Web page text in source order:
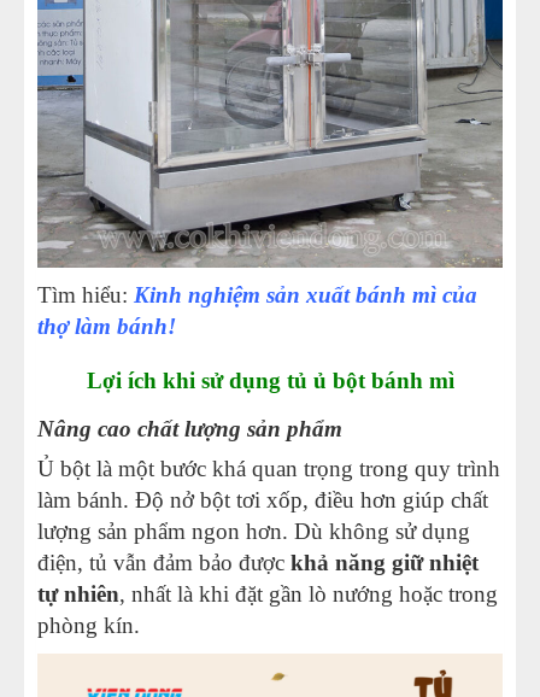
Tìm hiểu: Kinh nghiệm sản xuất bánh mì của
thợ làm bánh!
Lợi ích khi sử dụng tủ ủ bột bánh mì
Nâng cao chất lượng sản phẩm
Ủ bột là một bước khá quan trọng trong quy trình
làm bánh. Độ nở bột tơi xốp, điều hơn giúp chất
lượng sản phẩm ngon hơn. Dù không sử dụng
điện, tủ vẫn đảm bảo được khả năng giữ nhiệt
tự nhiên, nhất là khi đặt gần lò nướng hoặc trong
phòng kín.